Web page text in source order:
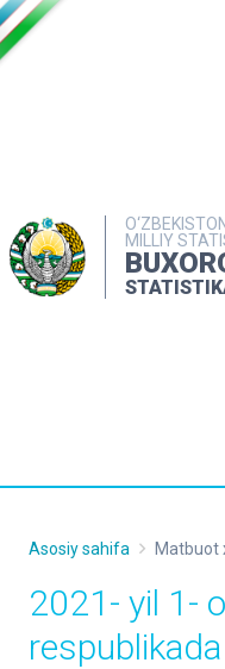
MILLIY
Asosiy sahifa Matbuot
2021- yil 1-